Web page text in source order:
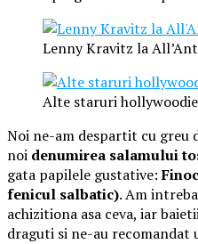
Lenny Kravitz la
Alte staruri
Noi ne-am despartit cu greu
noi denumirea salamului
gata papilele gustative:
fenicul salbatic). Am
achizitiona asa ceva, iar
draguti si ne-au recomandat